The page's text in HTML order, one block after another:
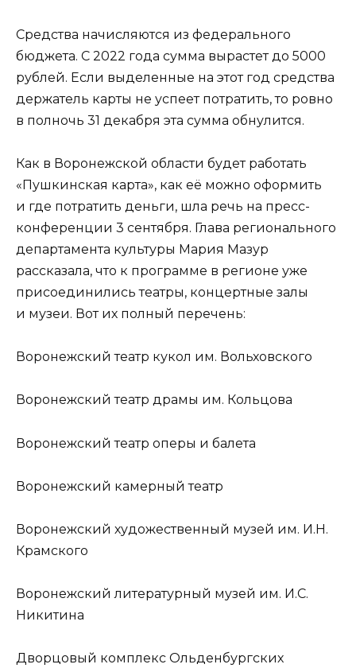
Средства начисляются из федерального
бюджета. С 2022 года сумма вырастет до 5000
рублей. Если выделенные на этот год средства
держатель карты не успеет потратить, то ровно
в полночь 31 декабря эта сумма обнулится.
Как в Воронежской области будет работать
«Пушкинская карта», как её можно оформить
и где потратить деньги, шла речь на пресс-
конференции 3 сентября. Глава регионального
департамента культуры Мария Мазур
рассказала, что к программе в регионе уже
присоединились театры, концертные залы
и музеи. Вот их полный перечень:
Воронежский театр кукол им. Вольховского
Воронежский театр драмы им. Кольцова
Воронежский театр оперы и балета
Воронежский камерный театр
Воронежский художественный музей им. И.Н.
Крамского
Воронежский литературный музей им. И.С.
Никитина
Дворцовый комплекс Ольденбургских